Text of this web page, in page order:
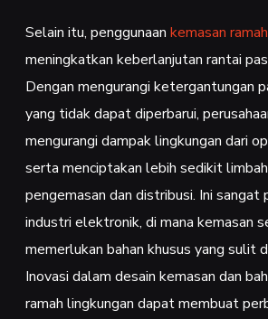
Selain itu, penggunaan kemasan
meningkatkan keberlanjutan rantai
Dengan mengurangi ketergantungan
yang tidak dapat diperbarui,
mengurangi dampak lingkungan dari
serta menciptakan lebih sedikit
pengemasan dan distribusi. Ini sangat
industri elektronik, di mana kemasan
memerlukan bahan khusus yang sulit
Inovasi dalam desain kemasan dan
ramah lingkungan dapat membuat